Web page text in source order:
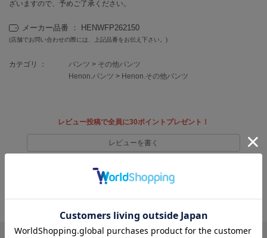
FURFUR
ファーファー
ジェラート ピケ キャットアンドドッグ
ざいますので、予めご了承ください。
メーカー品番 ： HENWFP262150
(店舗でお問い合わせの際には、上記品番をお伝え下さい。)
カテゴリ ： パンツ > その他パンツ
Henon.パンツ > Henon.その他パンツ
レビュー投稿で全員に30ポイントプレゼント！
レビューを書く